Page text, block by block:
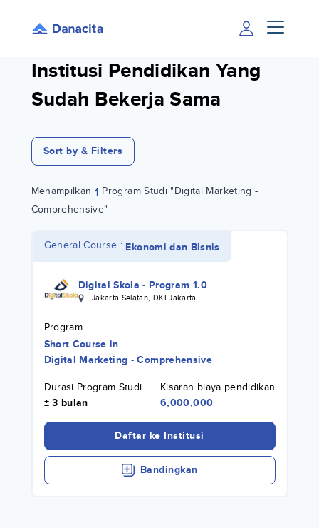
Institusi Pendidikan Yang
Sudah Bekerja Sama
Sort by & Filters
Menampilkan 1 Program Studi "Digital Marketing -
Comprehensive"
General Course : Ekonomi dan Bisnis
Digital Skola - Program 1.0
Jakarta Selatan DKI Jakarta
Program
Short Course in
Digital Marketing - Comprehensive
Durasi Program Studi
± 3 bulan
Kisaran biaya pendidikan
6,000,000
Daftar ke Institusi
Bandingkan